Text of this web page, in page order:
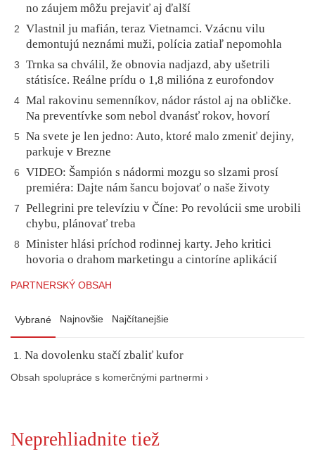
no záujem môžu prejaviť aj ďalší
2
Vlastnil ju mafián, teraz Vietnamci. Vzácnu vilu
demontujú neznámi muži, polícia zatiaľ nepomohla
3
Trnka sa chválil, že obnovia nadjazd, aby ušetrili
státisíce. Reálne prídu o 1,8 milióna z eurofondov
4 Mal rakovinu semenníkov, nádor rástol aj na obličke.
Na preventívke som nebol dvanásť rokov, hovorí
5
Na svete je len jedno: Auto, ktoré malo zmeniť dejiny,
parkuje v Brezne
6
VIDEO: Šampión s nádormi mozgu so slzami prosí
premiéra: Dajte nám šancu bojovať o naše životy
7
Pellegrini pre televíziu v Číne: Po revolúcii sme urobili
chybu, plánovať treba
8
Minister hlási príchod rodinnej karty. Jeho kritici
hovoria o drahom marketingu a cintoríne aplikácií
PARTNERSKÝ OBSAH
Vybrané Najnovšie Najčítanejšie
Na dovolenku stačí zbaliť kufor
Obsah spolupráce s komerčnými partnermi ›
Neprehliadnite tiež